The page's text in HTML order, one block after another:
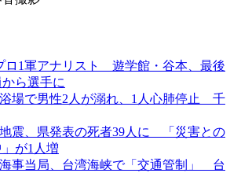
ロ1軍アナリスト 遊学館・谷本、最後
ら選手に
場で男性2人が溺れ、1人心肺停止 千
震、県発表の死者39人に 「災害との
が1人増
事当局、台湾海峡で「交通管制」 台